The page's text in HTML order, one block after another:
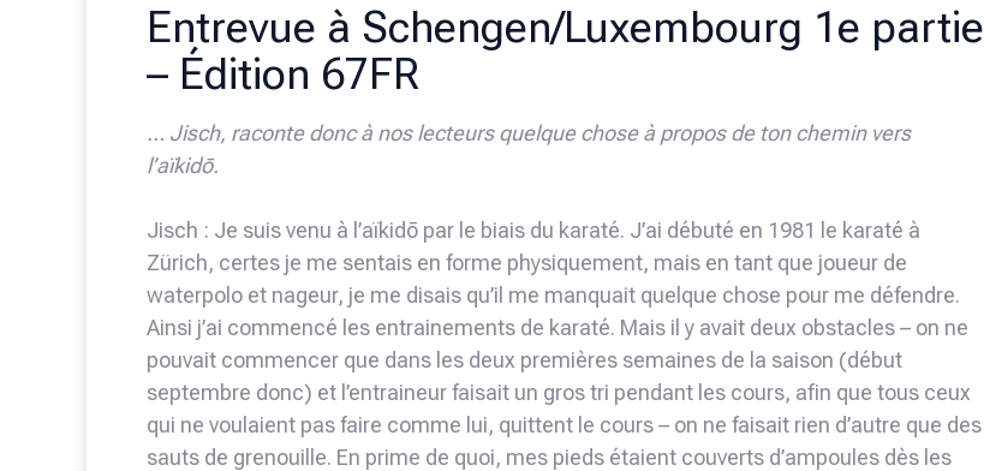
Entrevue à Schengen/Luxembourg 1e partie
– Édition 67FR
… Jisch, raconte donc à nos lecteurs quelque chose à propos de ton chemin vers
l’aïkidō.
Jisch : Je suis venu à l’aïkidō par le biais du karaté. J’ai débuté en 1981 le karaté à
Zürich, certes je me sentais en forme physiquement, mais en tant que joueur de
waterpolo et nageur, je me disais qu’il me manquait quelque chose pour me défendre.
Ainsi j’ai commencé les entrainements de karaté. Mais il y avait deux obstacles – on ne
pouvait commencer que dans les deux premières semaines de la saison (début
septembre donc) et l’entraineur faisait un gros tri pendant les cours, afin que tous ceux
qui ne voulaient pas faire comme lui, quittent le cours – on ne faisait rien d’autre que des
sauts de grenouille. En prime de quoi, mes pieds étaient couverts d’ampoules dès les